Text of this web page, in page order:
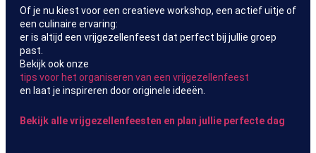
Of je nu kiest voor een creatieve workshop, een actief uitje of
een culinaire ervaring:
er is altijd een vrijgezellenfeest dat perfect bij jullie groep
past.
Bekijk ook onze
tips voor het organiseren van een vrijgezellenfeest
en laat je inspireren door originele ideeën.
Bekijk alle vrijgezellenfeesten en plan jullie perfecte dag